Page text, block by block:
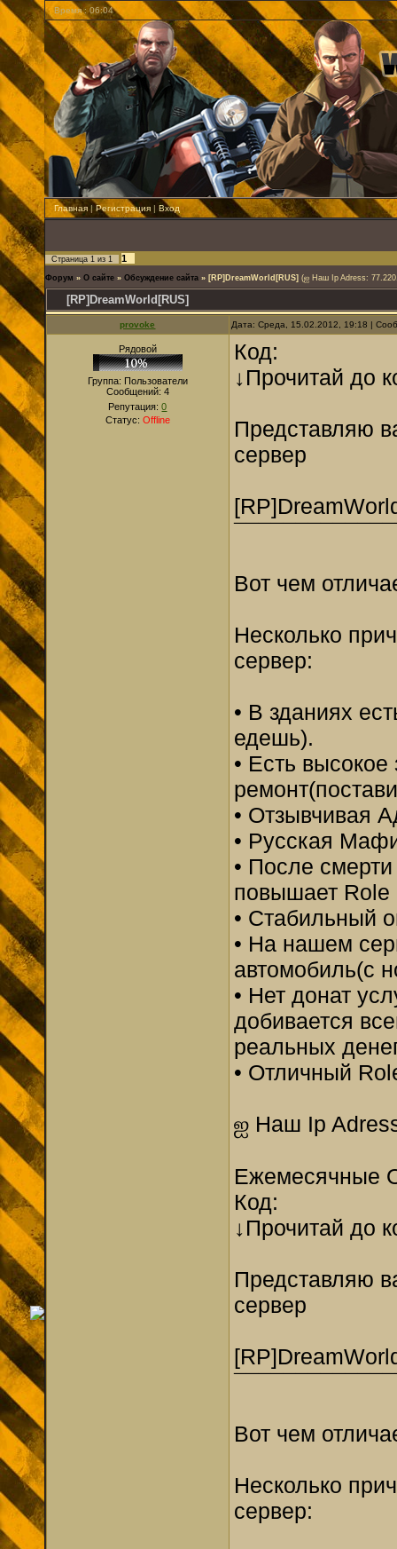
Время : 06:04
Главная | Регистрация | Вход
Страница 1 из 1 1
Форум » О сайте » Обсуждение сайта » [RP]DreamWorld[RUS] (ஐ Наш Ip Adress:
[RP]DreamWorld[RUS]
provoke Дата: Среда, 15.02.2012, 19:18 |
Рядовой
Группа: Пользователи
Сообщений: 4
Репутация:0
Статус: Offline
Код:
↓Прочитай до
Представляю
сервер
Вот чем
Несколько
сервер:
• В зданиях
едешь).
• Есть
• Отзывчивая
• Русская
• После
повышает
• Стабильный
• На нашем
автомобиль(с
• Нет донат
добивается
реальных
• Отличный
ஐ Наш Ip
Ежемесячные
Код:
↓Прочитай до
Представляю
сервер
Вот чем
Несколько
сервер: